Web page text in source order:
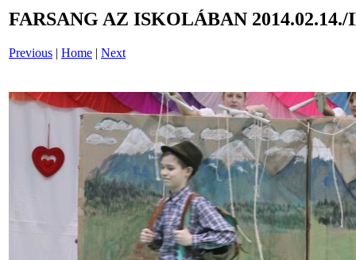
FARSANG AZ ISKOLÁBAN 2014.02.14./
Previous | Home | Next